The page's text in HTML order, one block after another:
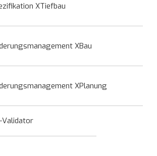
XTiefbau
XBau
XPlanung
Validator